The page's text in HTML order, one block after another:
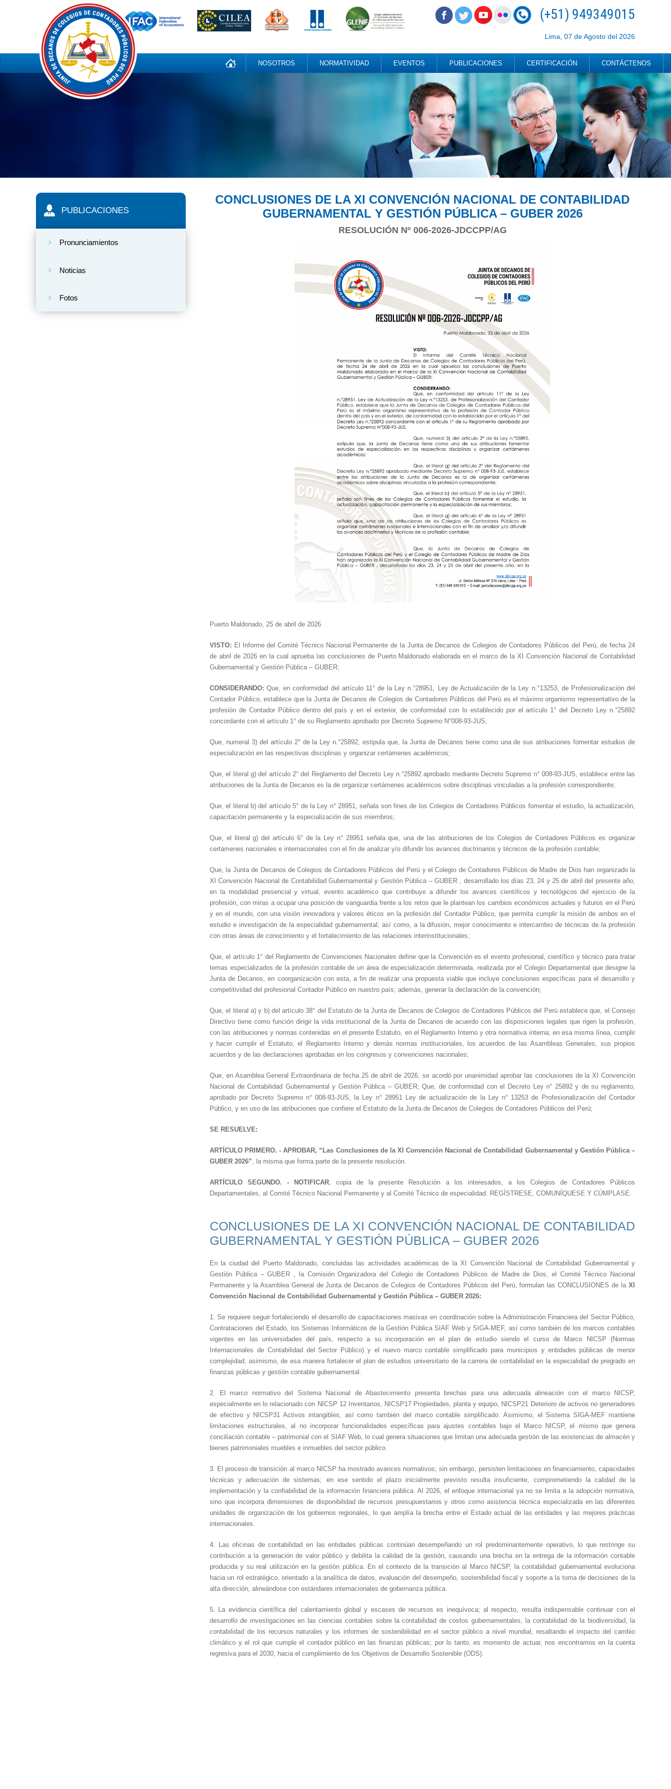
(+51) 949349015
Lima, 07 de Agosto del 2026
NOSOTROS NORMATIVIDAD EVENTOS PUBLICACIONES CERTIFICACIÓN CONTÁCTENOS
PUBLICACIONES
Pronunciamientos
Noticias
Fotos
CONCLUSIONES DE LA XI CONVENCIÓN NACIONAL DE CONTABILIDAD
GUBERNAMENTAL Y GESTIÓN PÚBLICA – GUBER 2026
RESOLUCIÓN Nº 006-2026-JDCCPP/AG
Puerto Maldonado, 25 de abril de 2026
VISTO: El Informe del Comité Técnico Nacional Permanente de la Junta de Decanos de Colegios de Contadores Públicos del Perú, de fecha 24
de abril de 2026 en la cual aprueba las conclusiones de Puerto Maldonado elaborada en el marco de la XI Convención Nacional de Contabilidad
Gubernamental y Gestión Pública – GUBER;
CONSIDERANDO: Que, en conformidad del artículo 11° de la Ley n.°28951, Ley de Actualización de la Ley n.°13253, de Profesionalización del
Contador Público, establece que la Junta de Decanos de Colegios de Contadores Públicos del Perú es el máximo organismo representativo de la
profesión de Contador Público dentro del país y en el exterior, de conformidad con lo establecido por el artículo 1° del Decreto Ley n.°25892
concordante con el artículo 1° de su Reglamento aprobado por Decreto Supremo N°008-93-JUS;
Que, numeral 3) del artículo 2° de la Ley n.°25892, estipula que, la Junta de Decanos tiene como una de sus atribuciones fomentar estudios de
especialización en las respectivas disciplinas y organizar certámenes académicos;
Que, el literal g) del artículo 2° del Reglamento del Decreto Ley n.°25892 aprobado mediante Decreto Supremo n° 008-93-JUS, establece entre las
atribuciones de la Junta de Decanos es la de organizar certámenes académicos sobre disciplinas vinculadas a la profesión correspondiente;
Que, el literal b) del artículo 5° de la Ley n° 28951, señala son fines de los Colegios de Contadores Públicos fomentar el estudio, la actualización,
capacitación permanente y la especialización de sus miembros;
Que, el literal g) del artículo 6° de la Ley n° 28951 señala que, una de las atribuciones de los Colegios de Contadores Públicos es organizar
certámenes nacionales e internacionales con el fin de analizar y/o difundir los avances doctrinarios y técnicos de la profesión contable;
Que, la Junta de Decanos de Colegios de Contadores Públicos del Perú y el Colegio de Contadores Públicos de Madre de Dios han organizado la
XI Convención Nacional de Contabilidad Gubernamental y Gestión Pública – GUBER , desarrollado los días 23, 24 y 25 de abril del presente año,
en la modalidad presencial y virtual, evento académico que contribuye a difundir los avances científicos y tecnológicos del ejercicio de la
profesión, con miras a ocupar una posición de vanguardia frente a los retos que le plantean los cambios económicos actuales y futuros en el Perú
y en el mundo, con una visión innovadora y valores éticos en la profesión del Contador Público, que permita cumplir la misión de ambos en el
estudio e investigación de la especialidad gubernamental; así como, a la difusión, mejor conocimiento e intercambio de técnicas de la profesión
con otras áreas de conocimiento y el fortalecimiento de las relaciones interinstitucionales;
Que, el artículo 1° del Reglamento de Convenciones Nacionales define que la Convención es el evento profesional, científico y técnico para tratar
temas especializados de la profesión contable de un área de especialización determinada, realizada por el Colegio Departamental que designe la
Junta de Decanos, en coorganización con esta, a fin de realizar una propuesta viable que incluye conclusiones específicas para el desarrollo y
competitividad del profesional Contador Público en nuestro país; además, generar la declaración de la convención;
Que, el literal a) y b) del artículo 38° del Estatuto de la Junta de Decanos de Colegios de Contadores Públicos del Perú establece que, el Consejo
Directivo tiene como función dirigir la vida institucional de la Junta de Decanos de acuerdo con las disposiciones legales que rigen la profesión,
con las atribuciones y normas contenidas en el presente Estatuto, en el Reglamento Interno y otra normativa interna; en esa misma línea, cumplir
y hacer cumplir el Estatuto, el Reglamento Interno y demás normas institucionales, los acuerdos de las Asambleas Generales, sus propios
acuerdos y de las declaraciones aprobadas en los congresos y convenciones nacionales;
Que, en Asamblea General Extraordinaria de fecha 25 de abril de 2026, se acordó por unanimidad aprobar las conclusiones de la XI Convención
Nacional de Contabilidad Gubernamental y Gestión Pública – GUBER; Que, de conformidad con el Decreto Ley n° 25892 y de su reglamento,
aprobado por Decreto Supremo n° 008-93-JUS, la Ley n° 28951 Ley de actualización de la Ley n° 13253 de Profesionalización del Contador
Público, y en uso de las atribuciones que confiere el Estatuto de la Junta de Decanos de Colegios de Contadores Públicos del Perú;
SE RESUELVE:
ARTÍCULO PRIMERO. - APROBAR, “Las Conclusiones de la XI Convención Nacional de Contabilidad Gubernamental y Gestión Pública –
GUBER 2026”, la misma que forma parte de la presente resolución.
ARTÍCULO SEGUNDO. - NOTIFICAR, copia de la presente Resolución a los interesados, a los Colegios de Contadores Públicos
Departamentales, al Comité Técnico Nacional Permanente y al Comité Técnico de especialidad. REGÍSTRESE, COMUNÍQUESE Y CÚMPLASE.
CONCLUSIONES DE LA XI CONVENCIÓN NACIONAL DE CONTABILIDAD
GUBERNAMENTAL Y GESTIÓN PÚBLICA – GUBER 2026
En la ciudad del Puerto Maldonado, concluidas las actividades académicas de la XI Convención Nacional de Contabilidad Gubernamental y
Gestión Pública – GUBER , la Comisión Organizadora del Colegio de Contadores Públicos de Madre de Dios, el Comité Técnico Nacional
Permanente y la Asamblea General de Junta de Decanos de Colegios de Contadores Públicos del Perú, formulan las CONCLUSIONES de la XI
Convención Nacional de Contabilidad Gubernamental y Gestión Pública – GUBER 2026:
1. Se requiere seguir fortaleciendo el desarrollo de capacitaciones masivas en coordinación sobre la Administración Financiera del Sector Público,
Contrataciones del Estado, los Sistemas Informáticos de la Gestión Pública SIAF Web y SIGA-MEF, así como también de los marcos contables
vigentes en las universidades del país, respecto a su incorporación en el plan de estudio siendo el curso de Marco NICSP (Normas
Internacionales de Contabilidad del Sector Público) y el nuevo marco contable simplificado para municipios y entidades públicas de menor
complejidad; asimismo, de esa manera fortalecer el plan de estudios universitario de la carrera de contabilidad en la especialidad de pregrado en
finanzas públicas y gestión contable gubernamental.
2. El marco normativo del Sistema Nacional de Abastecimiento presenta brechas para una adecuada alineación con el marco NICSP,
especialmente en lo relacionado con NICSP 12 Inventarios, NICSP17 Propiedades, planta y equipo, NICSP21 Deterioro de activos no generadores
de efectivo y NICSP31 Activos intangibles, así como también del marco contable simplificado. Asimismo, el Sistema SIGA-MEF mantiene
limitaciones estructurales, al no incorporar funcionalidades específicas para ajustes contables bajo el Marco NICSP, el mismo que genera
conciliación contable – patrimonial con el SIAF Web, lo cual genera situaciones que limitan una adecuada gestión de las existencias de almacén y
bienes patrimoniales muebles e inmuebles del sector público.
3. El proceso de transición al marco NICSP ha mostrado avances normativos; sin embargo, persisten limitaciones en financiamiento, capacidades
técnicas y adecuación de sistemas; en ese sentido el plazo inicialmente previsto resulta insuficiente, comprometiendo la calidad de la
implementación y la confiabilidad de la información financiera pública. Al 2026, el enfoque internacional ya no se limita a la adopción normativa,
sino que incorpora dimensiones de disponibilidad de recursos presupuestarios y otros como asistencia técnica especializada en las diferentes
unidades de organización de los gobiernos regionales, lo que amplía la brecha entre el Estado actual de las entidades y las mejores prácticas
internacionales.
4. Las oficinas de contabilidad en las entidades públicas continúan desempeñando un rol predominantemente operativo, lo que restringe su
contribución a la generación de valor público y debilita la calidad de la gestión, causando una brecha en la entrega de la información contable
producida y su real utilización en la gestión pública. En el contexto de la transición al Marco NICSP, la contabilidad gubernamental evoluciona
hacia un rol estratégico, orientado a la analítica de datos, evaluación del desempeño, sostenibilidad fiscal y soporte a la toma de decisiones de la
alta dirección, alineándose con estándares internacionales de gobernanza pública.
5. La evidencia científica del calentamiento global y escases de recursos es inequívoca; al respecto, resulta indispensable continuar con el
desarrollo de investigaciones en las ciencias contables sobre la contabilidad de costos gubernamentales, la contabilidad de la biodiversidad, la
contabilidad de los recursos naturales y los informes de sostenibilidad en el sector público a nivel mundial, resaltando el impacto del cambio
climático y el rol que cumple el contador público en las finanzas públicas; por lo tanto, es momento de actuar, nos encontramos en la cuenta
regresiva para el 2030, hacia el cumplimiento de los Objetivos de Desarrollo Sostenible (ODS).